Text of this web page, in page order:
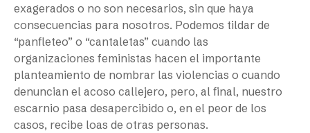
exagerados o no son necesarios, sin que haya
consecuencias para nosotros. Podemos tildar de
“panfleteo” o “cantaletas” cuando las
organizaciones feministas hacen el importante
planteamiento de nombrar las violencias o cuando
denuncian el acoso callejero, pero, al final, nuestro
escarnio pasa desapercibido o, en el peor de los
casos, recibe loas de otras personas.